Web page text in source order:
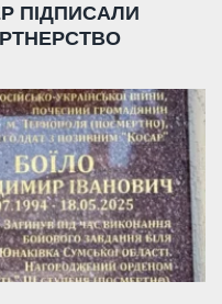
ПІДПИСАЛИ